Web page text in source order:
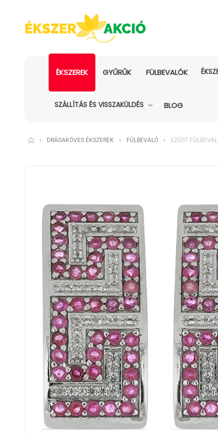
ÉKSZEREK GYŰRŰK FÜLBEVALÓK
SZÁLLÍTÁS ÉS VISSZAKÜLDÉS BLOG
› DRÁGAKÖVES ÉKSZEREK › FÜLBEVALÓ › EZÜST